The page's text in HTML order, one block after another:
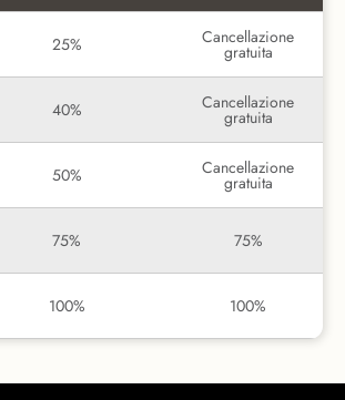
25% Cancellazione
gratuita
40% Cancellazione
gratuita
50% Cancellazione
gratuita
75% 75%
100% 100%